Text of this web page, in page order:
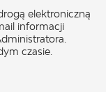
elektroniczną
informacji
czasie.